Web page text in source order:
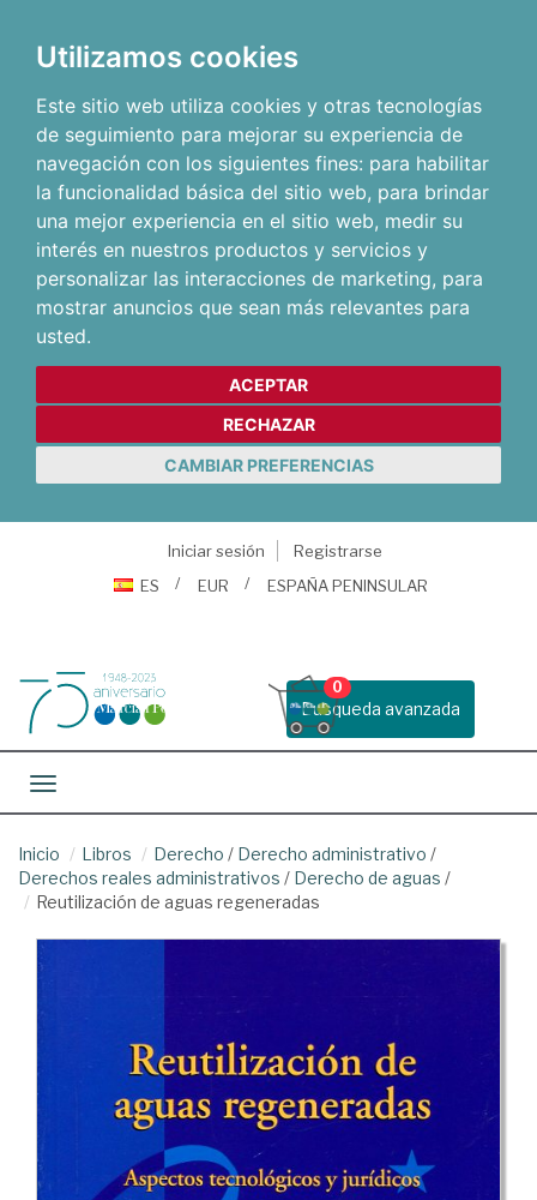
Utilizamos cookies
Este sitio web utiliza cookies y otras tecnologías
de seguimiento para mejorar su experiencia de
navegación con los siguientes fines: para habilitar
la funcionalidad básica del sitio web, para brindar
una mejor experiencia en el sitio web, medir su
interés en nuestros productos y servicios y
personalizar las interacciones de marketing, para
mostrar anuncios que sean más relevantes para
usted.
ACEPTAR
RECHAZAR
CAMBIAR PREFERENCIAS
Iniciar sesión
Registrarse
ES
EUR ESPAÑA PENINSULAR
Busqueda avanzada
0
Toggle navigation
Inicio Libros Derecho / Derecho administrativo /
Derechos reales administrativos / Derecho de aguas /
Reutilización de aguas regeneradas